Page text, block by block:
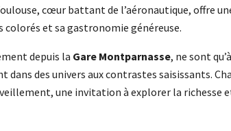
cœur battant de l’aéronautique, offre
colorés et sa gastronomie généreuse.
depuis la Gare Montparnasse, ne sont
des univers aux contrastes saisissants.
une invitation à explorer la richesse